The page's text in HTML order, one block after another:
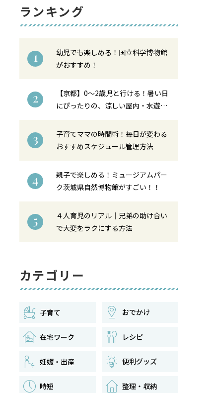
ランキング
1
幼児でも楽しめる！国立科学博物館
がおすすめ！
2
【京都】0〜2歳児と行ける！暑い日
にぴったりの、涼しい屋内・水遊び
3
子育てママの時間術！毎日が変わる
おすすめスケジュール管理方法
4
親子で楽しめる！ミュージアムパー
ク茨城県自然博物館がすごい！！
5
４人育児のリアル｜兄弟の助け合い
で大変をラクにする方法
カテゴリー
子育て おでかけ
在宅ワーク レシピ
妊娠・出産 便利グッズ
時短 整理・収納